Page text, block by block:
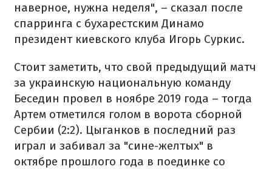
наверное, нужна неделя", – сказал после
спарринга с бухарестским Динамо
президент киевского клуба Игорь Суркис.
Стоит заметить, что свой предыдущий матч
за украинскую национальную команду
Беседин провел в ноябре 2019 года – тогда
Артем отметился голом в ворота сборной
Сербии (2:2). Цыганков в последний раз
играл и забивал за "сине-желтых" в
октябре прошлого года в поединке со